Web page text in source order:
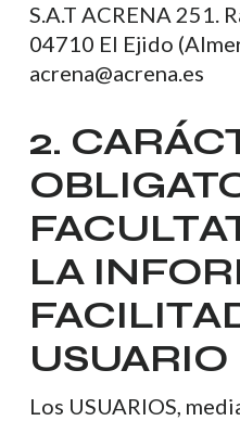
S.A.T ACRENA 251.
04710 El Ejido
acrena@acrena.es
2.
LA
USUARIO
Los USUARIOS,